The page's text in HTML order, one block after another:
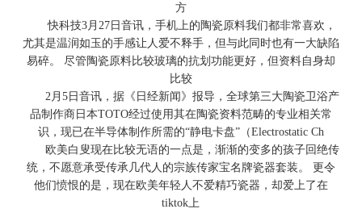
方
快科技3月27日音讯，手机上的陶瓷原料我们都非常喜欢，
尤其是温润如玉的手感让人爱不释手，但与此同时也有一大缺陷
易碎。 尽管陶瓷原料比较玻璃的抗划功能更好，但资料自身却
比较
2月5日音讯，据《日经新闻》报导，全球第三大陶瓷卫浴产
品制作商日本TOTO经过使用其在陶瓷资料范畴的专业相关常
识，现已在半导体制作所需的“静电卡盘”（Electrostatic Ch
欧美白叟现在比较无语的一点是，渐渐的变多的孩子回绝传
统，不愿意承受传承几代人的宗族传家宝名牌瓷器套装。 更令
他们愤恨的是，现在欧美年轻人不爱精巧瓷器，却爱上了在
tiktok上